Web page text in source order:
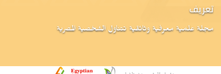
تعريف
مجلة علمية معرفية وثائقية تتناول الشخصية المصرية